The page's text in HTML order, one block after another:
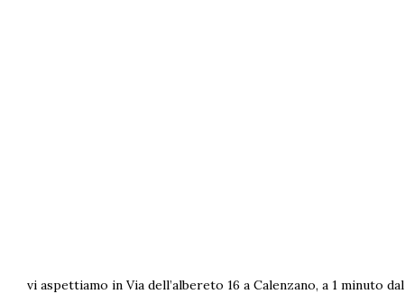
vi aspettiamo in Via dell’albereto 16 a Calenzano, a 1 minuto